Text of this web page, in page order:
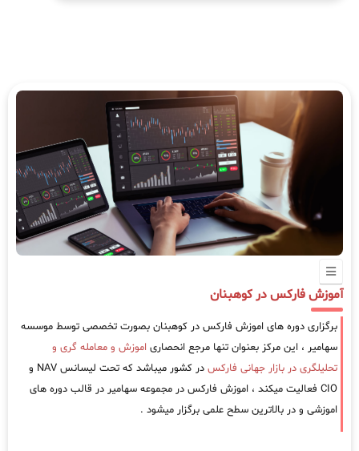
آموزش فارکس در کوهبنان
برگزاری دوره های اموزش فارکس در کوهبنان بصورت تخصصی توسط موسسه
سهامیر ، این مرکز بعنوان تنها مرجع انحصاری اموزش و معامله گری و
تحلیلگری در بازار جهانی فارکس
در کشور میباشد که تحت لیسانس NAV و
CIO فعالیت میکند ، اموزش فارکس در مجموعه سهامیر در قالب دوره های
اموزشی و در بالاترین سطح علمی برگزار میشود .